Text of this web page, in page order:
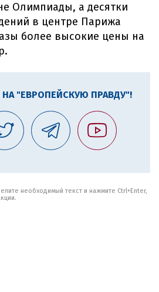
Олимпиады, а десятки
в центре Парижа
более высокие цены на
"ЕВРОПЕЙСКУЮ ПРАВДУ"!
необходимый текст и нажмите Ctrl+Enter,